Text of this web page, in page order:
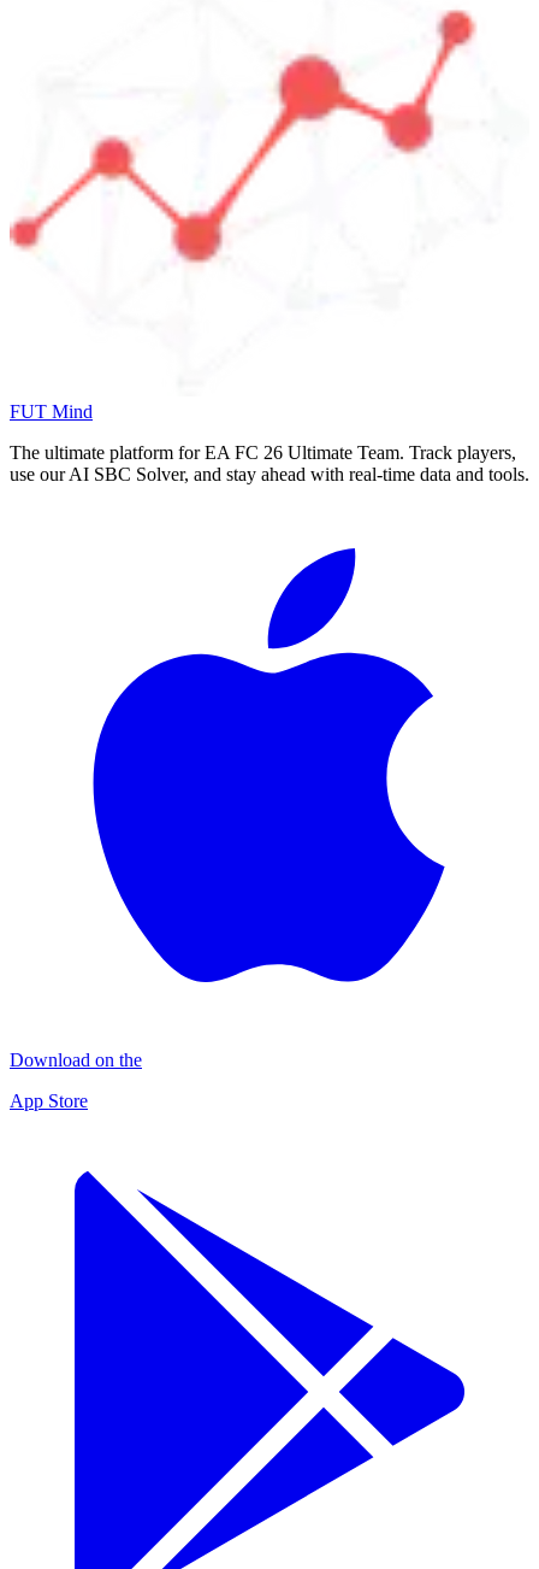
FUT Mind
The ultimate platform for EA FC 26 Ultimate Team. Track players,
use our AI SBC Solver, and stay ahead with real-time data and tools.
Download on the
App Store